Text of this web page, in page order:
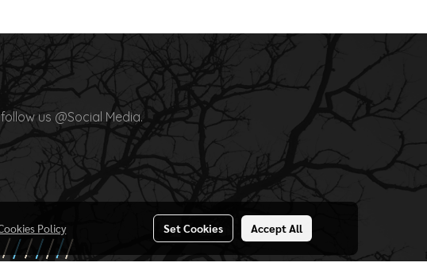
us @Social Media.
Policy Set Cookies Accept All